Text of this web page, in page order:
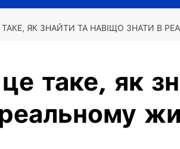
ЯК ЗНАЙТИ ТА НАВІЩО ЗНАТИ В
таке, як